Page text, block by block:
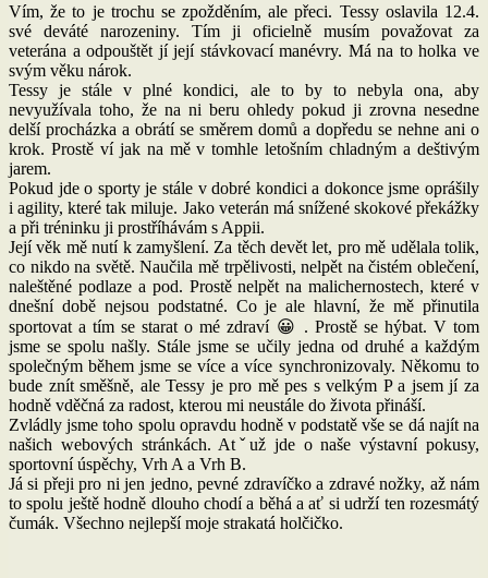
Štěrboholy
Vím, že to je trochu se zpožděním, ale přeci. Tessy oslavila 12.4.
své deváté narozeniny. Tím ji oficielně musím považovat za
veterána a odpouštět jí její stávkovací manévry. Má na to holka ve
svým věku nárok.
Tessy je stále v plné kondici, ale to by to nebyla ona, aby
nevyužívala toho, že na ni beru ohledy pokud ji zrovna nesedne
delší procházka a obrátí se směrem domů a dopředu se nehne ani o
krok. Prostě ví jak na mě v tomhle letošním chladným a deštivým
jarem.
Pokud jde o sporty je stále v dobré kondici a dokonce jsme oprášily
i agility, které tak miluje. Jako veterán má snížené skokové překážky
a při tréninku ji prostříhávám s Appii.
Její věk mě nutí k zamyšlení. Za těch devět let, pro mě udělala tolik,
co nikdo na světě. Naučila mě trpělivosti, nelpět na čistém oblečení,
naleštěné podlaze a pod. Prostě nelpět na malichernostech, které v
dnešní době nejsou podstatné. Co je ale hlavní, že mě přinutila
sportovat a tím se starat o mé zdraví 😀 . Prostě se hýbat. V tom
jsme se spolu našly. Stále jsme se učily jedna od druhé a každým
společným během jsme se více a více synchronizovaly. Někomu to
bude znít směšně, ale Tessy je pro mě pes s velkým P a jsem jí za
hodně vděčná za radost, kterou mi neustále do života přináší.
Zvládly jsme toho spolu opravdu hodně v podstatě vše se dá najít na
našich webových stránkách. Atˇuž jde o naše výstavní pokusy,
sportovní úspěchy, Vrh A a Vrh B.
Já si přeji pro ni jen jedno, pevné zdravíčko a zdravé nožky, až nám
to spolu ještě hodně dlouho chodí a běhá a ať si udrží ten rozesmátý
čumák. Všechno nejlepší moje strakatá holčičko.